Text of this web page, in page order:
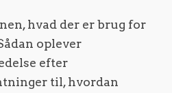
hvad der er brug for
oplever
efter
til, hvordan